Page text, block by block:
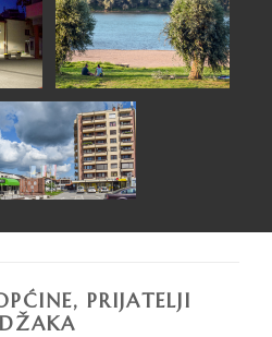
PRIJATELJI